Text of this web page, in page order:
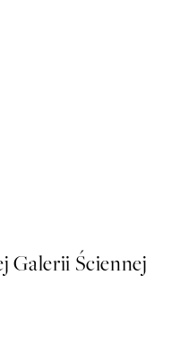
Galerii Ściennej